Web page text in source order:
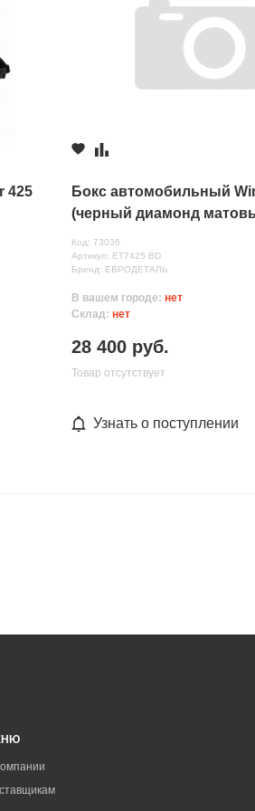
425
Бокс автомобильный
(черный диамонд
Код: 73036
Артикул: ET7425 BD
Бренд: ЕВРОДЕТАЛЬ
В вашем городе: нет
Склад: нет
28 400 руб.
Товар отсутствует
Узнать о поступлении